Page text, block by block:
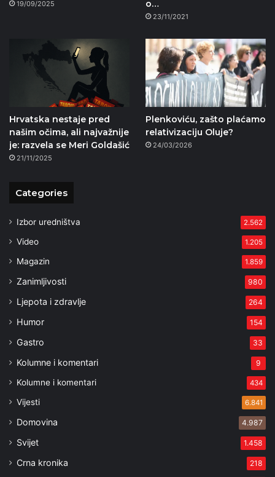
19/09/2025
o…
23/11/2021
Hrvatska nestaje pred
našim očima, ali najvažnije
je: razvela se Meri Goldašić
21/11/2025
Plenkoviću, zašto plaćamo
relativizaciju Oluje?
24/03/2026
Categories
Izbor uredništva 2.562
Video 1.205
Magazin 1.859
Zanimljivosti 980
Ljepota i zdravlje 264
Humor 154
Gastro 33
Kolumne i komentari 9
Kolumne i komentari 434
Vijesti 6.841
Domovina 4.987
Svijet 1.458
Crna kronika 218